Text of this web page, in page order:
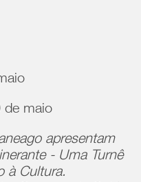
de maio
apresentam
- Uma Turnê
à Cultura.